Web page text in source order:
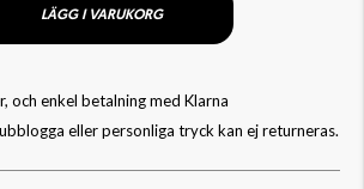
LÄGG I VARUKORG
och enkel betalning med Klarna
eller personliga tryck kan ej returneras.